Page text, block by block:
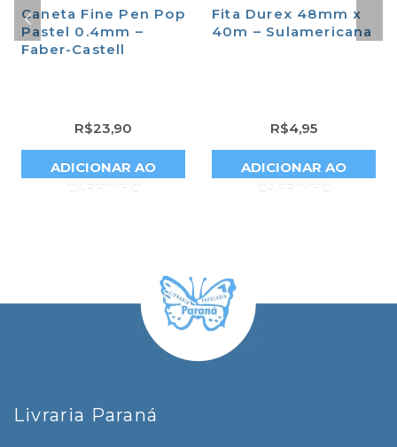
Caneta Fine Pen Pop
Pastel 0.4mm –
Faber-Castell
R$23,90
ADICIONAR AO
CARRINHO
Fita Durex 48mm x
40m – Sulamericana
R$4,95
ADICIONAR AO
CARRINHO
Livraria Paraná